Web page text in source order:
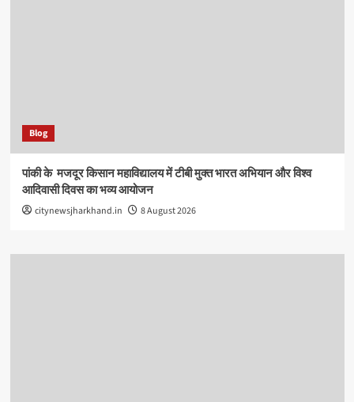
Blog
पांकी के ​ मजदूर किसान महाविद्यालय में टीबी मुक्त भारत अभियान और विश्व
आदिवासी दिवस का भव्य आयोजन
citynewsjharkhand.in 8 August 2026